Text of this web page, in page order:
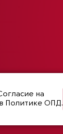
на
Политике ОПД.